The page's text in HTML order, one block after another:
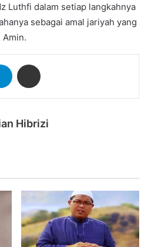
Luthfi dalam setiap langkahnya
sebagai amal jariyah yang
Amin.
Hibrizi